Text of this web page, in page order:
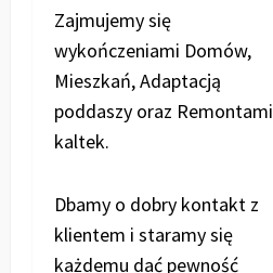
Zajmujemy się
wykończeniami Domów,
Mieszkań, Adaptacją
poddaszy oraz Remontami
kaltek.
Dbamy o dobry kontakt z
klientem i staramy się
każdemu dać pewność